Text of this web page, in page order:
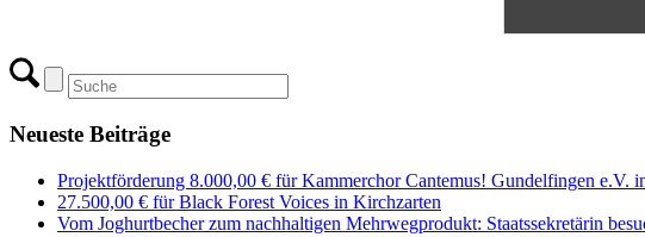
Neueste Beiträge
Projektförderung 8.000,00 € für Kammerchor Cantemus! Gundelfingen e.V.
27.500,00 € für Black Forest Voices in Kirchzarten
Vom Joghurtbecher zum nachhaltigen Mehrwegprodukt: Staatssekretärin